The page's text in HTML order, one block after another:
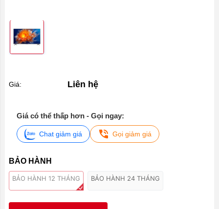
Giá: Liên hệ
Giá có thể thấp hơn - Gọi ngay:
Chat giảm giá Gọi giảm giá
BẢO HÀNH
BẢO HÀNH 12 THÁNG BẢO HÀNH 24 THÁNG